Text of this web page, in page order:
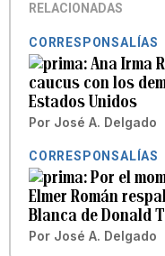
RELACIONADAS
CORRESPONSALÍAS
Ana Irma
caucus con los
Estados Unidos
Por José A. Delgado
CORRESPONSALÍAS
Por el
Elmer Román
Blanca de Donald
Por José A. Delgado